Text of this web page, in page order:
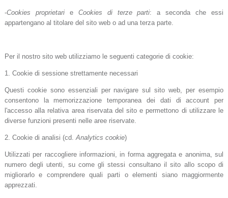
-Cookies proprietarie Cookies di terze parti: a seconda che essi
appartengano al titolare del sito web o ad una terza parte.
Per il nostro sito web utilizziamo le seguenti categorie di cookie:
1. Cookie di sessione strettamente necessari
Questi cookie sono essenziali per navigare sul sito web, per esempio
consentono la memorizzazione temporanea dei dati di account per
l'accesso alla relativa area riservata del sito e permettono di utilizzare le
diverse funzioni presenti nelle aree riservate.
2. Cookie di analisi (cd. Analytics cookie)
Utilizzati per raccogliere informazioni, in forma aggregata e anonima, sul
numero degli utenti, su come gli stessi consultano il sito allo scopo di
migliorarlo e comprendere quali parti o elementi siano maggiormente
apprezzati.